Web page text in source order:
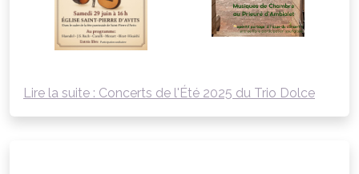
Lire la suite : Concerts de l'Été 2025 du Trio Dolce